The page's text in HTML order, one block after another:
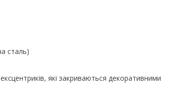
сталь)
які закриваються декоративними